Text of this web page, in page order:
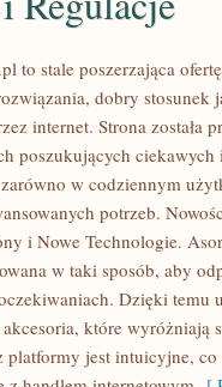
to stale poszerzająca
dobry stosunek
internet. Strona została
poszukujących
w codziennym
potrzeb.
i Nowe Technologie.
w taki sposób, aby
Dzięki temu
które wyróżniają
platformy jest intuicyjne,